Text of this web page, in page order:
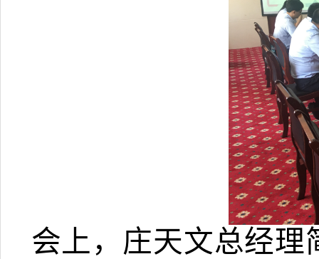
会上，庄天文总经